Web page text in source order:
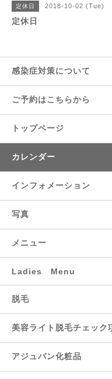
定休日 2018-10-02 (Tue)
定休日
感染症対策について
ご予約はこちらから
トップページ
カレンダー
インフォメーション
写真
メニュー
Ladies Menu
脱毛
美容ライト脱毛チェック
アジュバン化粧品